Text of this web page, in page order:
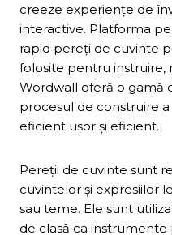
creeze experiențe de
interactive. Platforma
rapid pereți de cuvinte
folosite pentru instruire,
Wordwall oferă o gamă
procesul de construire
eficient ușor și eficient.
Pereții de cuvinte sunt
cuvintelor și expresiilor
sau teme. Ele sunt
de clasă ca